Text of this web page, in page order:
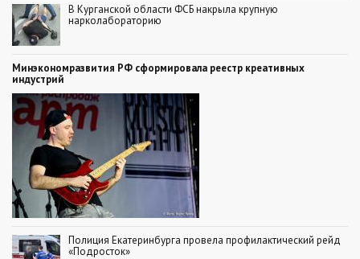
В Курганской области ФСБ накрыла крупную
нарколабораторию
Минэкономразвития РФ сформировала реестр креативных
индустрий
Полиция Екатеринбурга провела профилактический рейд
«Подросток»